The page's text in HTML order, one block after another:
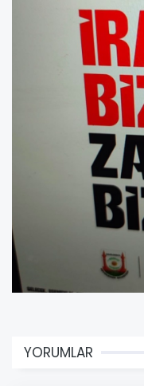
YORUMLAR